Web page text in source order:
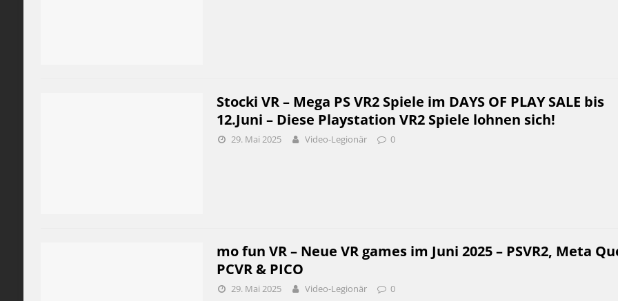
Stocki VR – Mega PS VR2 Spiele im DAYS OF PLAY SALE bis
12.Juni – Diese Playstation VR2 Spiele lohnen sich!
29. Mai 2025 Video-Legionär 0
mo fun VR – Neue VR games im Juni 2025 – PSVR2, Meta
PCVR & PICO
29. Mai 2025 Video-Legionär 0